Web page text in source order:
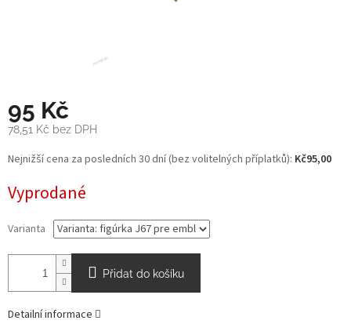
95 Kč
78,51 Kč bez DPH
Měrná
cena:
Nejnižší cena za posledních 30 dní (bez volitelných příplatků): Kč95,00
Vyprodané
Varianta
Přidat do košíku
Detailní informace